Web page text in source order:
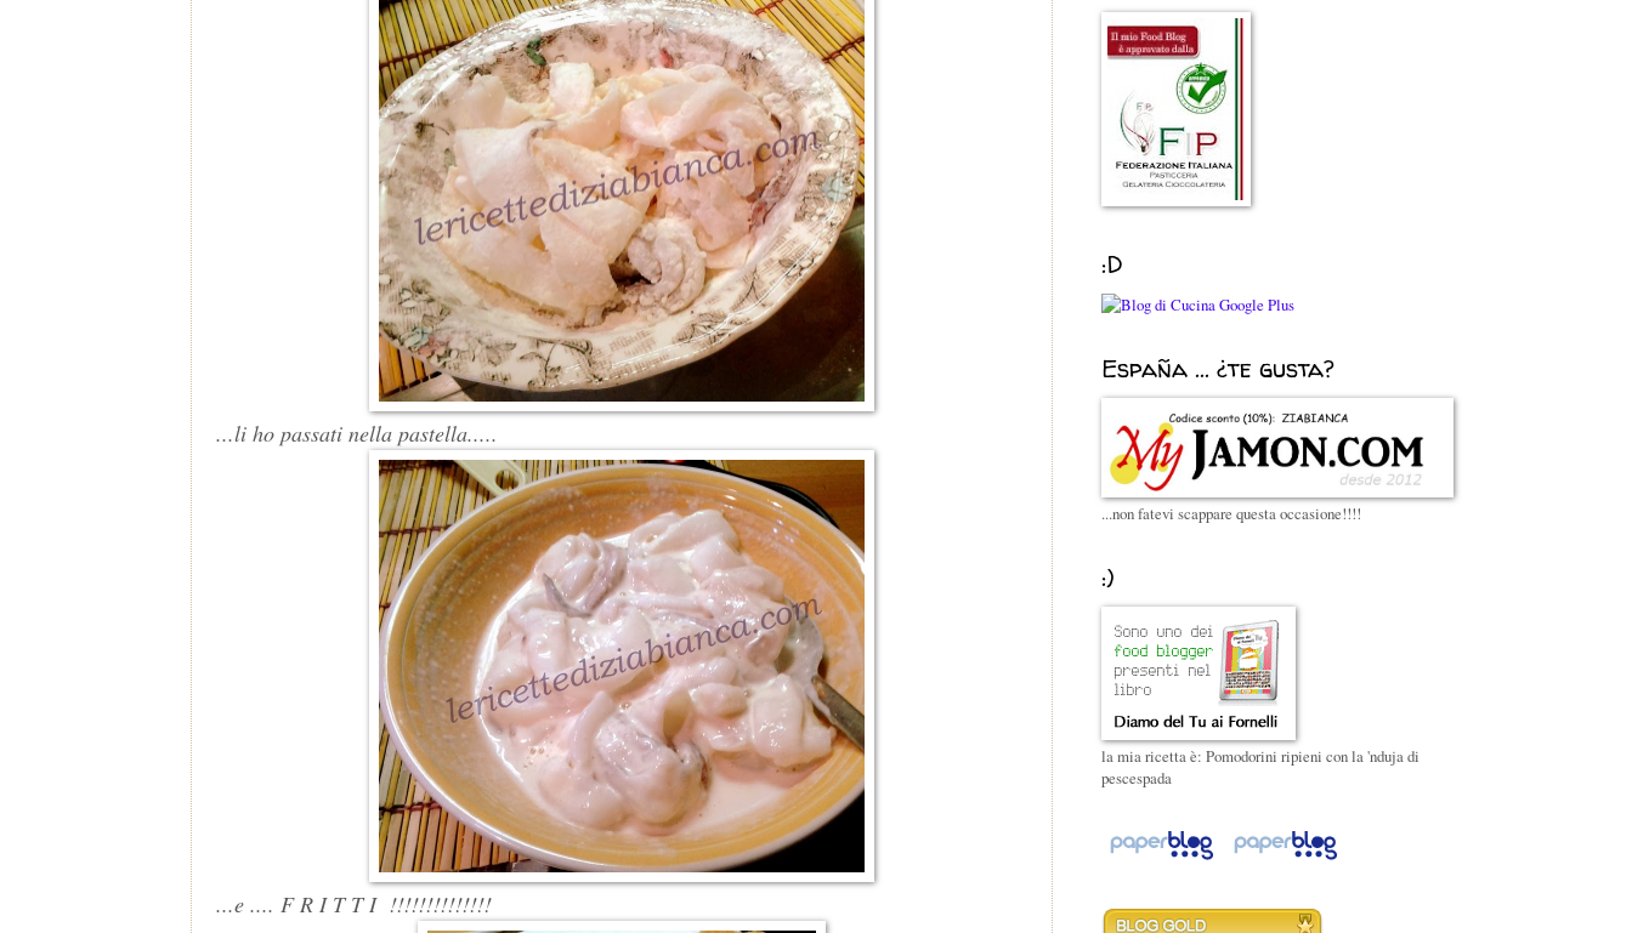
...li ho passati nella pastella.....
...e .... F R I T T I !!!!!!!!!!!!!!
:D
España ... ¿te gusta?
...non fatevi scappare questa occasione!!!!
:)
la mia ricetta è: Pomodorini ripieni con la 'nduja di
pescespada